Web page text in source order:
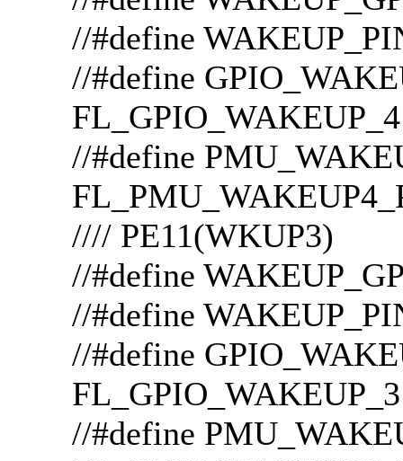
//#define
//#define
FL_GPIO_WAKEUP_4
//#define
//// PE11(WKUP3)
//#define
//#define
//#define
FL_GPIO_WAKEUP_3
//#define